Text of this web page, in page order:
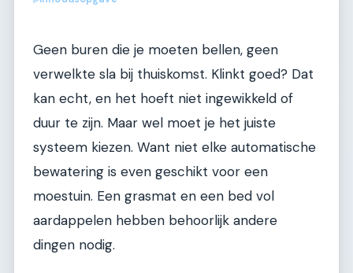
Geen buren die je moeten bellen, geen
verwelkte sla bij thuiskomst. Klinkt goed? Dat
kan echt, en het hoeft niet ingewikkeld of
duur te zijn. Maar wel moet je het juiste
systeem kiezen. Want niet elke automatische
bewatering is even geschikt voor een
moestuin. Een grasmat en een bed vol
aardappelen hebben behoorlijk andere
dingen nodig.